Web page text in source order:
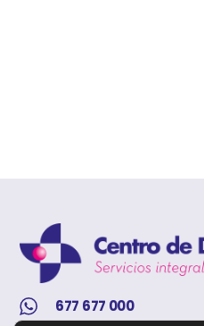
677 677 000